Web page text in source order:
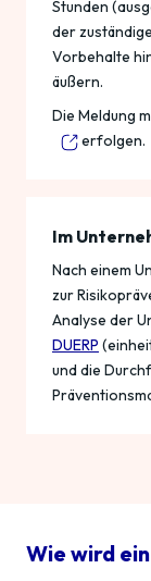
Stunden
der
Vorbehalte
äußern.
Die Meldung
erfolgen.
Im
Nach einem
zur
Analyse der
DUERP
und die
Wie wird